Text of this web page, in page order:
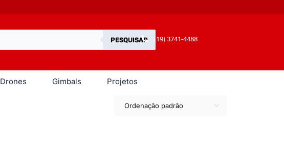
PESQUISAR (19) 3741-4488
Drones Gimbals Projetos
Ordenação padrão